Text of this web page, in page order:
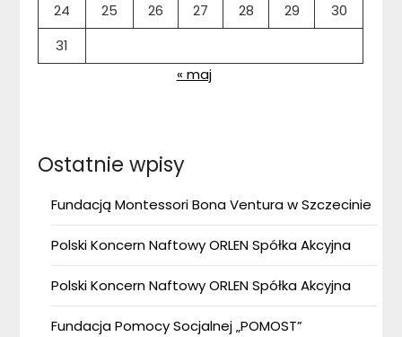
24
25 26 27 28 29
30
31
« maj
Ostatnie wpisy
Fundacją Montessori Bona Ventura w Szczecinie
Polski Koncern Naftowy ORLEN Spółka Akcyjna
Polski Koncern Naftowy ORLEN Spółka Akcyjna
Fundacja Pomocy Socjalnej „POMOST”